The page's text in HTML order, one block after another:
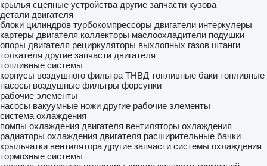
крылья сцепные устройства другие запчасти кузова
детали двигателя
блоки цилиндров турбокомпрессоры двигатели интеркулеры
картеры двигателя коллекторы маслоохладители подушки
опоры двигателя рециркуляторы выхлопных газов штанги
толкателя другие запчасти двигателя
топливные системы
корпусы воздушного фильтра ТНВД топливные баки топливные
насосы воздушные фильтры форсунки
рабочие элементы
насосы вакуумные ножи другие рабочие элементы
система охлаждения
помпы охлаждения двигателя вентиляторы охлаждения
радиаторы охлаждения двигателя расширительные бачки
крыльчатки вентилятора другие запчасти системы охлаждения
тормозные системы